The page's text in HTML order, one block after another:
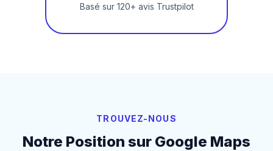
Basé sur 120+ avis Trustpilot
TROUVEZ-NOUS
Notre Position sur Google Maps